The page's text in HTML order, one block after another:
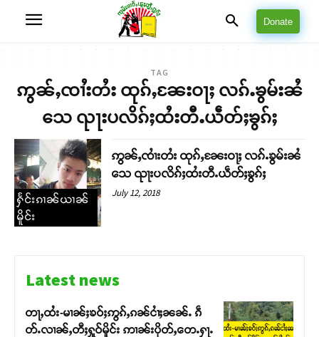
Donate
TAG
ဢွၼ်ႇၸၢႆးတႆး ထုၵ်ႇၼႄးဝႃႈ လၵ်ႉၶွမ်းၼႆ
သေ ၺႃးပလိၵ်ႈထႆးတီႉယဵတ်ႈၶွၵ်ႈ
ႁႅင်းၵၢၼ်ယၢၼ်
မိူင်း
ဢွၼ်ႇၸၢႆးတႆး ထုၵ်ႇၼႄးဝႃႈ လၵ်ႉၶွမ်းၼႆ
သေ ၺႃးပလိၵ်ႈထႆးတီႉယဵတ်ႈၶွၵ်ႈ
July 12, 2018
Latest news
တႃႇထႆး-မၢၼ်ႈၶဝ်ႈဢွၵ်ႇၵၼ်ငၢႆႈၼၼ်ႉ ၵဵ
တ်ႉလၢၼ်ႇတီႈႁူဝ်မိူင်း ဢၢၼ်းပိုတ်ႇတေႉႁႃႉ